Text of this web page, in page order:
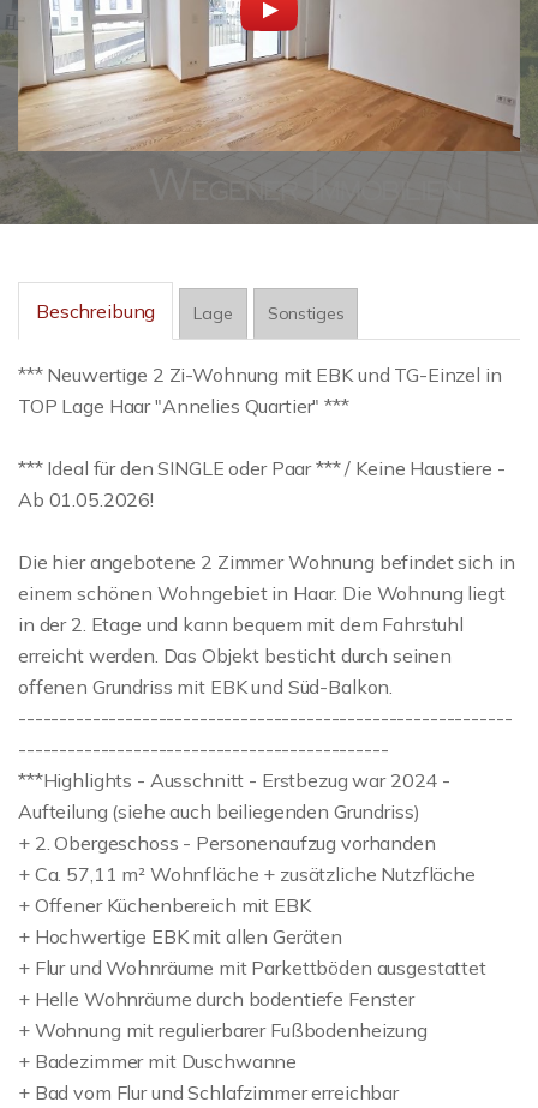
Beschreibung Lage Sonstiges
*** Neuwertige 2 Zi-Wohnung mit EBK und TG-Einzel in
TOP Lage Haar "Annelies Quartier" ***
*** Ideal für den SINGLE oder Paar *** / Keine Haustiere -
Ab 01.05.2026!
Die hier angebotene 2 Zimmer Wohnung befindet sich in
einem schönen Wohngebiet in Haar. Die Wohnung liegt
in der 2. Etage und kann bequem mit dem Fahrstuhl
erreicht werden. Das Objekt besticht durch seinen
offenen Grundriss mit EBK und Süd-Balkon.
------------------------------------------------------------
---------------------------------------------
***Highlights - Ausschnitt - Erstbezug war 2024 -
Aufteilung (siehe auch beiliegenden Grundriss)
+ 2. Obergeschoss - Personenaufzug vorhanden
+ Ca. 57,11 m² Wohnfläche + zusätzliche Nutzfläche
+ Offener Küchenbereich mit EBK
+ Hochwertige EBK mit allen Geräten
+ Flur und Wohnräume mit Parkettböden ausgestattet
+ Helle Wohnräume durch bodentiefe Fenster
+ Wohnung mit regulierbarer Fußbodenheizung
+ Badezimmer mit Duschwanne
+ Bad vom Flur und Schlafzimmer erreichbar